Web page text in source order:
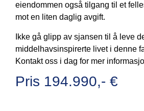
eiendommen også tilgang til et
mot en liten daglig avgift.
Ikke gå glipp av sjansen til å leve
middelhavsinspirerte livet i denne
Kontakt oss i dag for mer
Pris 194.990,- €